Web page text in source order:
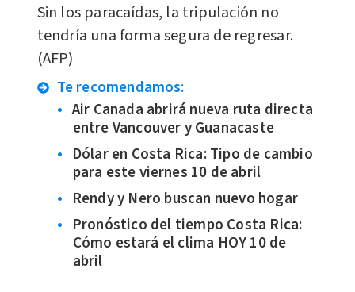
Sin los paracaídas, la tripulación no
tendría una forma segura de regresar.
(AFP)
Te recomendamos:
Air Canada abrirá nueva ruta directa
entre Vancouver y Guanacaste
Dólar en Costa Rica: Tipo de cambio
para este viernes 10 de abril
Rendy y Nero buscan nuevo hogar
Pronóstico del tiempo Costa Rica:
Cómo estará el clima HOY 10 de
abril